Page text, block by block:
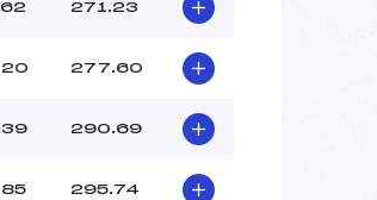
271.23
277.60
290.69
295.74